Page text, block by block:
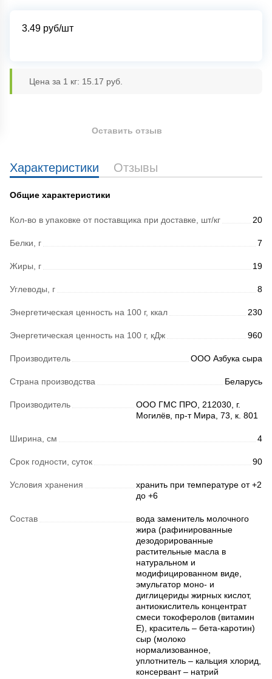
3.49 руб/шт
Цена за 1 кг: 15.17 руб.
Характеристики Отзывы
Общие характеристики
Кол-во в упаковке от поставщика при доставке, шт/кг 20
Белки, г 7
Жиры, г 19
Углеводы, г 8
Энергетическая ценность на 100 г, ккал 230
Энергетическая ценность на 100 г, кДж 960
Производитель ООО Азбука сыра
Страна производства Беларусь
Производитель
ООО ГМС ПРО, 212030, г.
Могилёв, пр-т Мира, 73, к. 801
Ширина, см 4
Срок годности, суток 90
Условия хранения
хранить при температуре от +2
до +6
Состав
вода заменитель молочного
жира (рафинированные
дезодорированные
растительные масла в
натуральном и
модифицированном виде,
эмульгатор моно- и
диглицериды жирных кислот,
антиокислитель концентрат
смеси токоферолов (витамин
Е), краситель – бета-каротин)
сыр (молоко
нормализованное,
уплотнитель – кальция хлорид,
консервант – натрий
Оставить отзыв